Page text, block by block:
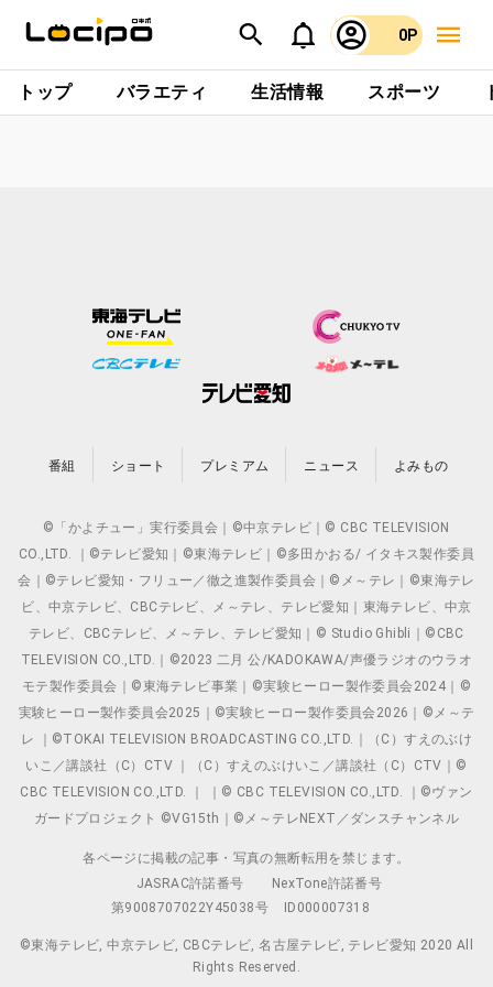
0P
トップ バラエティ 生活情報 スポーツ
番組 ショート プレミアム ニュース よみもの
©「かよチュー」実行委員会｜©中京テレビ｜© CBC TELEVISION
CO.,LTD. ｜©テレビ愛知｜©東海テレビ｜©多田かおる/ イタキス製作委員
会｜©テレビ愛知・フリュー／徹之進製作委員会｜©メ～テレ｜©東海テレ
ビ、中京テレビ、CBCテレビ、メ～テレ、テレビ愛知｜東海テレビ、中京
テレビ、CBCテレビ、メ～テレ、テレビ愛知｜© Studio Ghibli｜©CBC
TELEVISION CO.,LTD.｜©2023 二月 公/KADOKAWA/声優ラジオのウラオ
モテ製作委員会｜©東海テレビ事業｜©実験ヒーロー製作委員会2024｜©
実験ヒーロー製作委員会2025｜©実験ヒーロー製作委員会2026｜©メ～テ
レ ｜©TOKAI TELEVISION BROADCASTING CO.,LTD.｜（C）すえのぶけ
いこ／講談社（C）CTV ｜（C）すえのぶけいこ／講談社（C）CTV｜©
CBC TELEVISION CO.,LTD. ｜ ｜© CBC TELEVISION CO.,LTD. ｜©ヴァン
ガードプロジェクト ©VG15th｜©メ～テレNEXT／ダンスチャンネル
各ページに掲載の記事・写真の無断転用を禁じます。
JASRAC許諾番号
NexTone許諾番号
第9008707022Y45038号
ID000007318
©東海テレビ, 中京テレビ, CBCテレビ, 名古屋テレビ, テレビ愛知 2020 All
Rights Reserved.